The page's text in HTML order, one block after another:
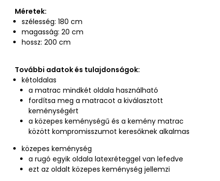
Méretek:
szélesség: 180 cm
magasság: 20 cm
hossz: 200 cm
További adatok és tulajdonságok:
kétoldalas
a matrac mindkét oldala használható
fordítsa meg a matracot a kiválasztott
keménységért
a közepes keménységű és a kemény matrac
között kompromisszumot keresőknek alkalmas
közepes keménység
a rugó egyik oldala latexréteggel van lefedve
ezt az oldalt közepes keménység jellemzi